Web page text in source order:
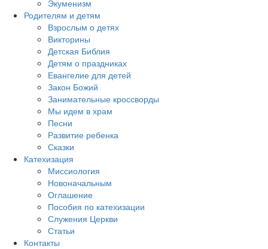
Экуменизм
Родителям и детям
Взрослым о детях
Викторины
Детская Библия
Детям о праздниках
Евангелие для детей
Закон Божий
Занимательные кроссворды
Мы идем в храм
Песни
Развитие ребенка
Сказки
Катехизация
Миссиология
Новоначальным
Оглашение
Пособия по катехизации
Служения Церкви
Статьи
Контакты